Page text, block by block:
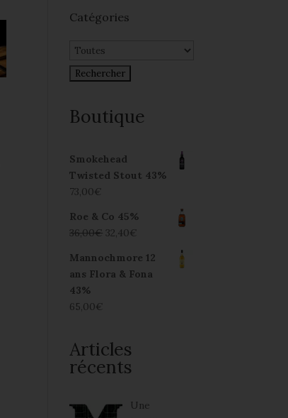
Catégories
Boutique
Smokehead
Twisted Stout 43%
73,00€
Roe & Co 45%
36,00€ 32,40€
Mannochmore 12
ans Flora & Fona
43%
65,00€
Articles
récents
Une